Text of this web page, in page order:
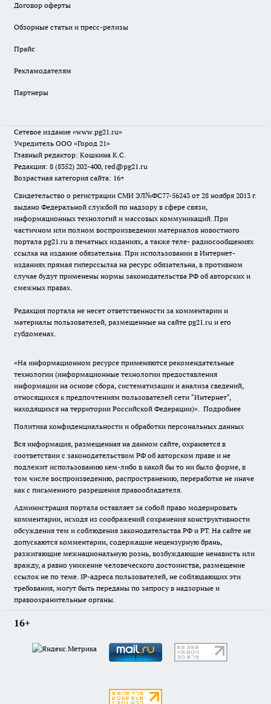
Договор оферты
Обзорные статьи и пресс-релизы
Прайс
Рекламодателям
Партнеры
Сетевое издание «www.pg21.ru»
Учредитель ООО «Город 21»
Главный редактор: Кошкина К.С.
Редакция: 8 (8352) 202-400, red@pg21.ru
Возрастная категория сайта: 16+
Свидетельство о регистрации СМИ ЭЛ№ФС77-56243 от 28 ноября 2013 г.
выдано Федеральной службой по надзору в сфере связи,
информационных технологий и массовых коммуникаций. При
частичном или полном воспроизведении материалов новостного
портала pg21.ru в печатных изданиях, а также теле- радиосообщениях
ссылка на издание обязательна. При использовании в Интернет-
изданиях прямая гиперссылка на ресурс обязательна, в противном
случае будут применены нормы законодательства РФ об авторских и
смежных правах.
Редакция портала не несет ответственности за комментарии и
материалы пользователей, размещенные на сайте pg21.ru и его
субдоменах.
«На информационном ресурсе применяются рекомендательные
технологии (информационные технологии предоставления
информации на основе сбора, систематизации и анализа сведений,
относящихся к предпочтениям пользователей сети "Интернет",
находящихся на территории Российской Федерации)». Подробнее
Политика конфиденциальности и обработки персональных данных
Вся информация, размещенная на данном сайте, охраняется в
соответствии с законодательством РФ об авторском праве и не
подлежит использованию кем-либо в какой бы то ни было форме, в
том числе воспроизведению, распространению, переработке не иначе
как с письменного разрешения правообладателя.
Администрация портала оставляет за собой право модерировать
комментарии, исходя из соображений сохранения конструктивности
обсуждения тем и соблюдения законодательства РФ и РТ. На сайте не
допускаются комментарии, содержащие нецензурную брань,
разжигающие межнациональную рознь, возбуждающие ненависть или
вражду, а равно унижение человеческого достоинства, размещение
ссылок не по теме. IP-адреса пользователей, не соблюдающих эти
требования, могут быть переданы по запросу в надзорные и
правоохранительные органы.
16+